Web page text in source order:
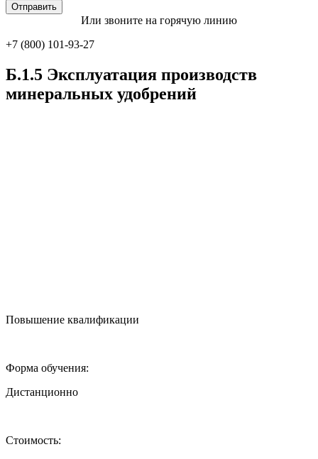
Или звоните на горячую линию
+7 (800) 101-93-27
Б.1.5 Эксплуатация производств
минеральных удобрений
Повышение квалификации
Форма обучения:
Дистанционно
Стоимость: